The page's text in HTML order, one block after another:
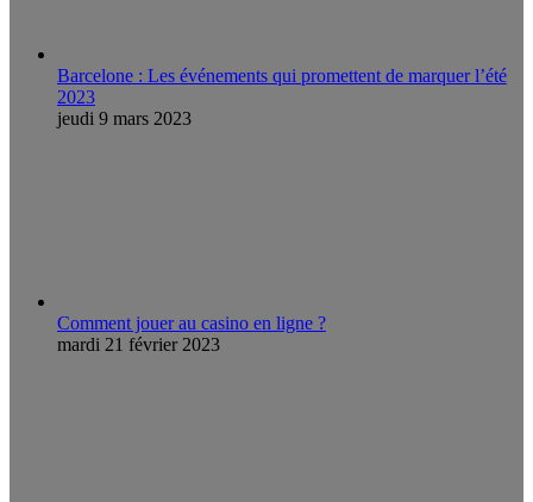
Barcelone : Les événements qui promettent de marquer l’été
2023
jeudi 9 mars 2023
Comment jouer au casino en ligne ?
mardi 21 février 2023